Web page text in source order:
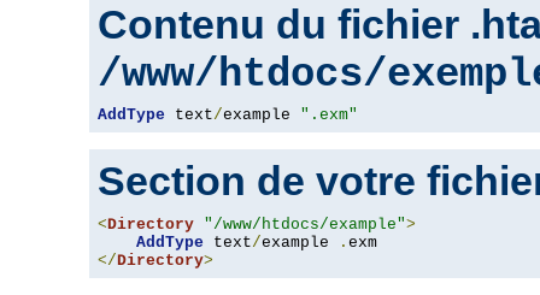
Contenu du fichier
/www/htdocs/
AddType text/example ".exm"
Section de votre
<Directory "/www/htdocs/example">
AddType text/example .
</Directory>